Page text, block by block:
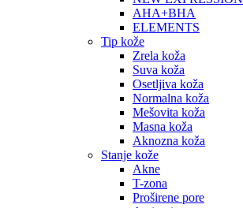
AHA+BHA
ELEMENTS
Tip kože
Zrela koža
Suva koža
Osetljiva koža
Normalna koža
Mešovita koža
Masna koža
Aknozna koža
Stanje kože
Akne
T-zona
Proširene pore